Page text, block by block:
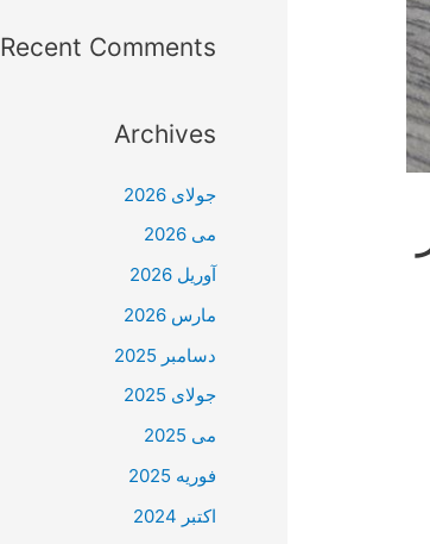
Recent Comments
Archives
جولای 2026
می 2026
آوریل 2026
مارس 2026
دسامبر 2025
جولای 2025
می 2025
فوریه 2025
اکتبر 2024